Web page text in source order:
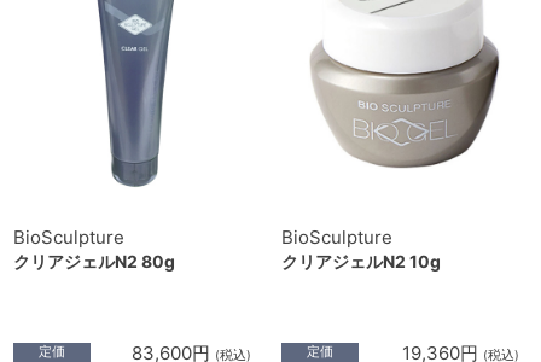
BioSculpture
クリアジェルN2 80g
定価 83,600円 (税込)
BioSculpture
クリアジェルN2 10g
定価 19,360円 (税込)